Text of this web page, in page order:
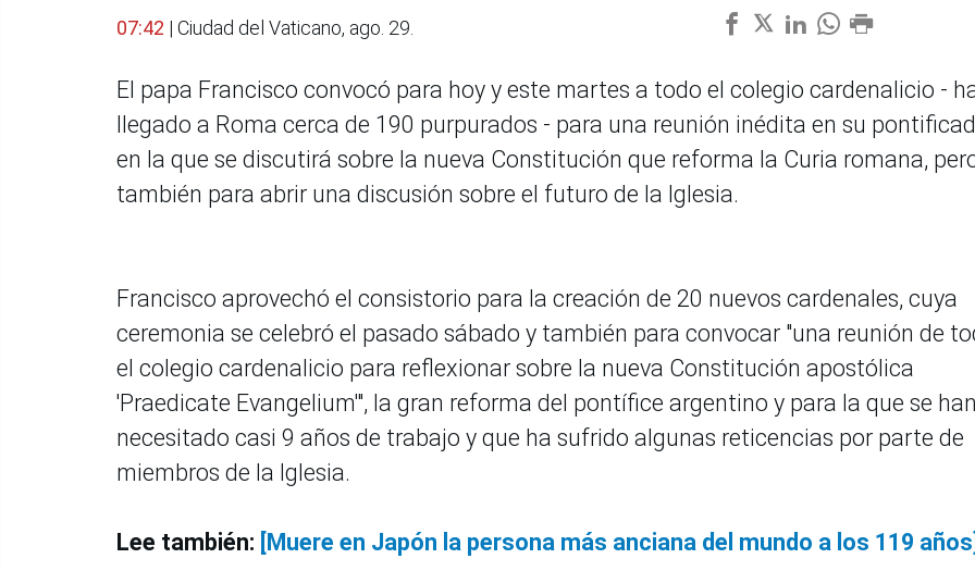
07:42 | Ciudad del Vaticano, ago. 29.
El papa Francisco convocó para hoy y este martes a todo el colegio cardenalicio -
llegado a Roma cerca de 190 purpurados - para una reunión inédita en su
en la que se discutirá sobre la nueva Constitución que reforma la Curia romana,
también para abrir una discusión sobre el futuro de la Iglesia.
Francisco aprovechó el consistorio para la creación de 20 nuevos cardenales, cuya
ceremonia se celebró el pasado sábado y también para convocar "una reunión de
el colegio cardenalicio para reflexionar sobre la nueva Constitución apostólica
'Praedicate Evangelium'", la gran reforma del pontífice argentino y para la que se han
necesitado casi 9 años de trabajo y que ha sufrido algunas reticencias por parte de
miembros de la Iglesia.
Lee también: [Muere en Japón la persona más anciana del mundo a los 119 años]